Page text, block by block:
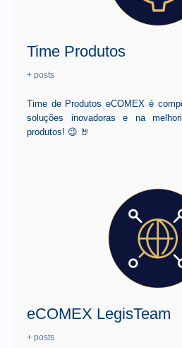
Time Produtos
+ posts
Time de Produtos eCOMEX é
soluções inovadoras e na
produtos! 😉 🤘
eCOMEX LegisTeam
+ posts